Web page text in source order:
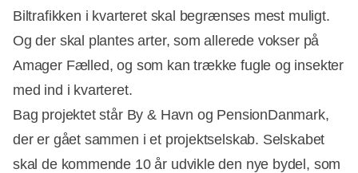
Biltrafikken i kvarteret skal begrænses mest muligt.
Og der skal plantes arter, som allerede vokser på
Amager Fælled, og som kan trække fugle og insekter
med ind i kvarteret.
Bag projektet står By & Havn og PensionDanmark,
der er gået sammen i et projektselskab. Selskabet
skal de kommende 10 år udvikle den nye bydel, som